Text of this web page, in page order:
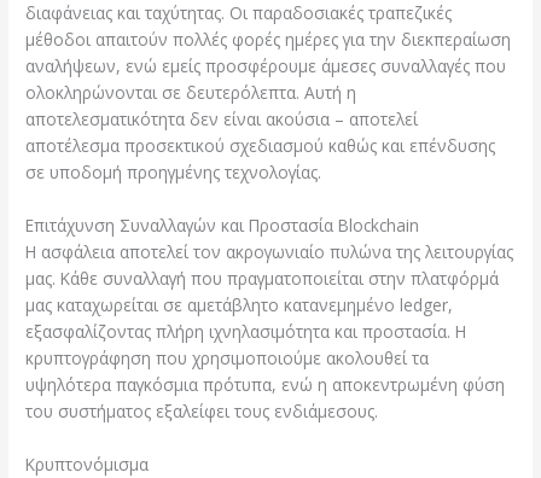
διαφάνειας και ταχύτητας. Οι παραδοσιακές τραπεζικές
μέθοδοι απαιτούν πολλές φορές ημέρες για την διεκπεραίωση
αναλήψεων, ενώ εμείς προσφέρουμε άμεσες συναλλαγές που
ολοκληρώνονται σε δευτερόλεπτα. Αυτή η
αποτελεσματικότητα δεν είναι ακούσια – αποτελεί
αποτέλεσμα προσεκτικού σχεδιασμού καθώς και επένδυσης
σε υποδομή προηγμένης τεχνολογίας.
Επιτάχυνση Συναλλαγών και Προστασία Blockchain
Η ασφάλεια αποτελεί τον ακρογωνιαίο πυλώνα της λειτουργίας
μας. Κάθε συναλλαγή που πραγματοποιείται στην πλατφόρμά
μας καταχωρείται σε αμετάβλητο κατανεμημένο ledger,
εξασφαλίζοντας πλήρη ιχνηλασιμότητα και προστασία. Η
κρυπτογράφηση που χρησιμοποιούμε ακολουθεί τα
υψηλότερα παγκόσμια πρότυπα, ενώ η αποκεντρωμένη φύση
του συστήματος εξαλείφει τους ενδιάμεσους.
Κρυπτονόμισμα